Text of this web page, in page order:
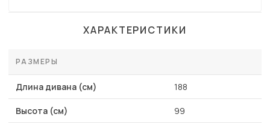
ХАРАКТЕРИСТИКИ
РАЗМЕРЫ
Длина дивана (см) 188
Высота (см) 99